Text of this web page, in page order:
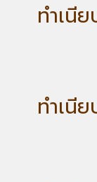
ทำเนี
ทำเนี